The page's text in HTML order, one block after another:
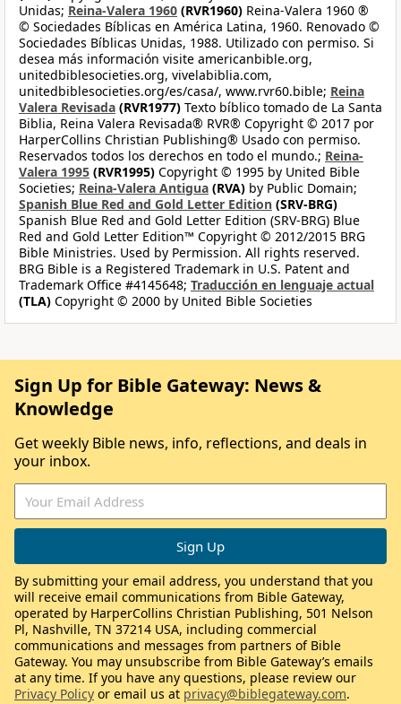
Unidas; Reina-Valera 1960 (RVR1960) Reina-Valera 1960 ®
© Sociedades Bíblicas en América Latina, 1960. Renovado ©
Sociedades Bíblicas Unidas, 1988. Utilizado con permiso. Si
desea más información visite americanbible.org,
unitedbiblesocieties.org, vivelabiblia.com,
unitedbiblesocieties.org/es/casa/, www.rvr60.bible; Reina
Valera Revisada (RVR1977) Texto bíblico tomado de La Santa
Biblia, Reina Valera Revisada® RVR® Copyright © 2017 por
HarperCollins Christian Publishing® Usado con permiso.
Reservados todos los derechos en todo el mundo.; Reina-
Valera 1995 (RVR1995) Copyright © 1995 by United Bible
Societies; Reina-Valera Antigua (RVA) by Public Domain;
Spanish Blue Red and Gold Letter Edition (SRV-BRG)
Spanish Blue Red and Gold Letter Edition (SRV-BRG) Blue
Red and Gold Letter Edition™ Copyright © 2012/2015 BRG
Bible Ministries. Used by Permission. All rights reserved.
BRG Bible is a Registered Trademark in U.S. Patent and
Trademark Office #4145648; Traducción en lenguaje actual
(TLA) Copyright © 2000 by United Bible Societies
Sign Up for Bible Gateway: News &
Knowledge
Get weekly Bible news, info, reflections, and deals in
your inbox.
By submitting your email address, you understand that you
will receive email communications from Bible Gateway,
operated by HarperCollins Christian Publishing, 501 Nelson
Pl, Nashville, TN 37214 USA, including commercial
communications and messages from partners of Bible
Gateway. You may unsubscribe from Bible Gateway’s emails
at any time. If you have any questions, please review our
Privacy Policy or email us at privacy@biblegateway.com.